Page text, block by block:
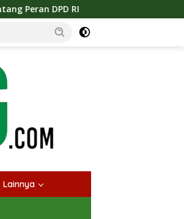
Masuknya Musim Kemarau PT
Lainnya